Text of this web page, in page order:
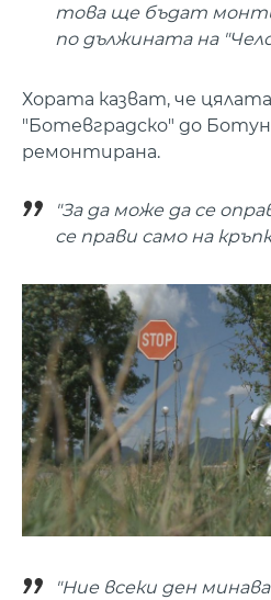
това ще бъдат
по дължината на
Хората казват, че
"Ботевградско" до
ремонтирана.
"За да може да се
се прави само на
"Ние всеки ден